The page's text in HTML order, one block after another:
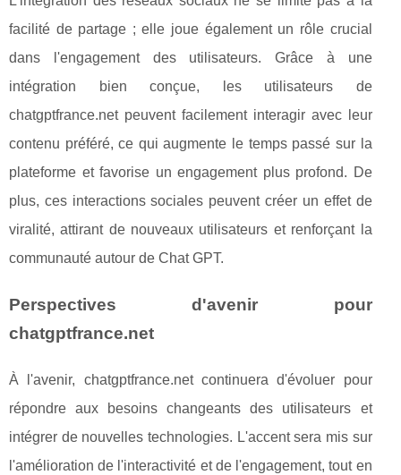
facilité de partage ; elle joue également un rôle crucial
dans l'engagement des utilisateurs. Grâce à une
intégration bien conçue, les utilisateurs de
chatgptfrance.net peuvent facilement interagir avec leur
contenu préféré, ce qui augmente le temps passé sur la
plateforme et favorise un engagement plus profond. De
plus, ces interactions sociales peuvent créer un effet de
viralité, attirant de nouveaux utilisateurs et renforçant la
communauté autour de Chat GPT.
Perspectives d'avenir pour
chatgptfrance.net
À l'avenir, chatgptfrance.net continuera d'évoluer pour
répondre aux besoins changeants des utilisateurs et
intégrer de nouvelles technologies. L'accent sera mis sur
l'amélioration de l'interactivité et de l'engagement, tout en